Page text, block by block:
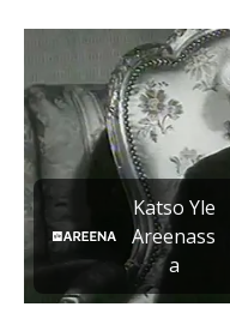
Katso Yle
Areenass
a